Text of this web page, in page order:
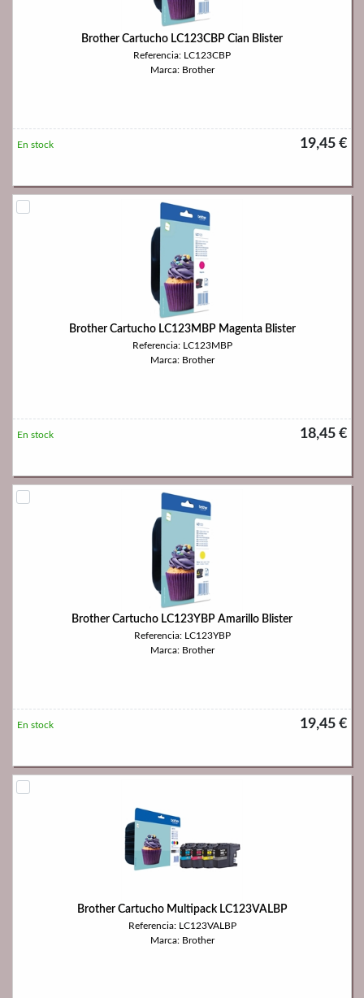
Brother Cartucho LC123CBP Cian Blister
Referencia: LC123CBP
Marca: Brother
19,45 €
En stock
Brother Cartucho LC123MBP Magenta Blister
Referencia: LC123MBP
Marca: Brother
18,45 €
En stock
Brother Cartucho LC123YBP Amarillo Blister
Referencia: LC123YBP
Marca: Brother
19,45 €
En stock
Brother Cartucho Multipack LC123VALBP
Referencia: LC123VALBP
Marca: Brother